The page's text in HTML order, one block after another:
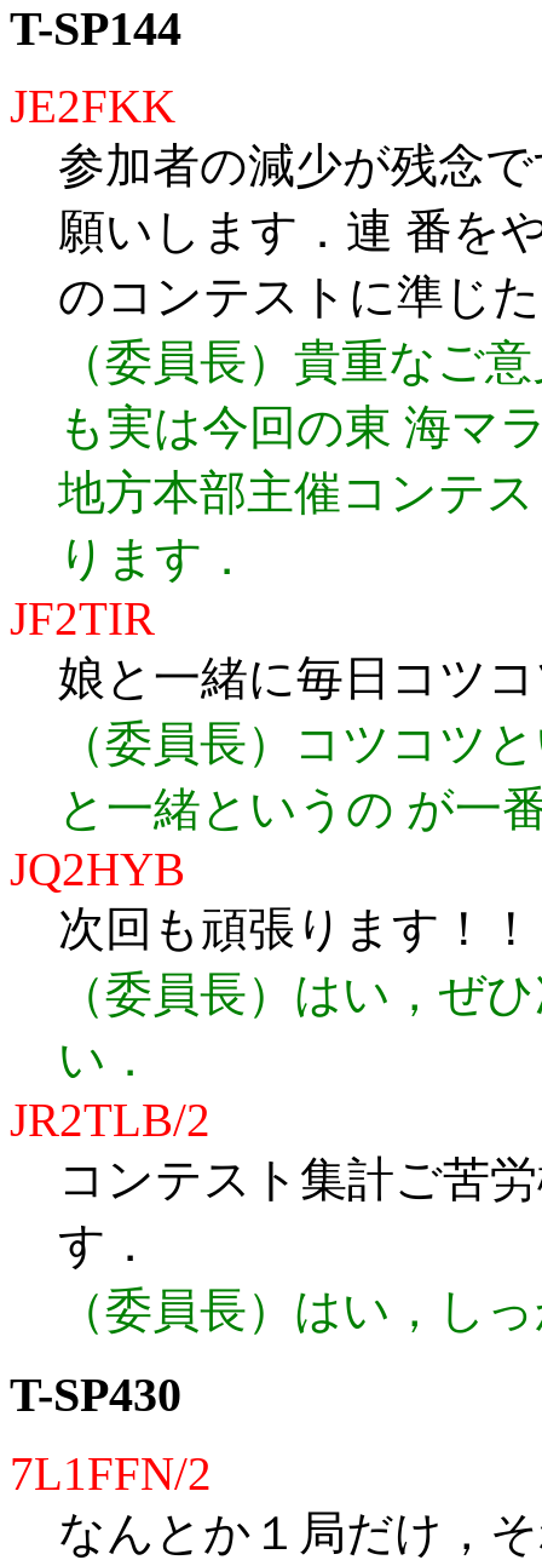
T-SP144
JE2FKK
参加者の減少が残念
願いします．連 番を
のコンテストに準じ
（委員長）貴重なご
も実は今回の東 海マ
地方本部主催コンテ
ります．
JF2TIR
娘と一緒に毎日コツ
（委員長）コツコツ
と一緒というの が一
JQ2HYB
次回も頑張ります！！
（委員長）はい，ぜ
い．
JR2TLB/2
コンテスト集計ご苦
す．
（委員長）はい，し
T-SP430
7L1FFN/2
なんとか１局だけ，